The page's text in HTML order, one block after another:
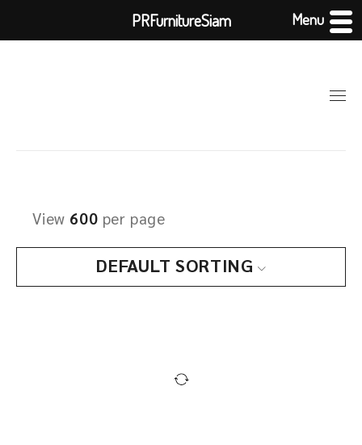
DEFAULT SORTING
View 600 per page
PRFurnitureSiam Menu